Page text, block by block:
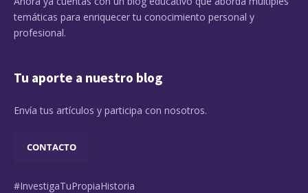
temáticas para enriquecer tu conocimiento personal y
profesional.
Tu aporte a nuestro blog
Envía tus artículos y participa con nosotros.
CONTACTO
#InvestigaTuPropiaHistoria